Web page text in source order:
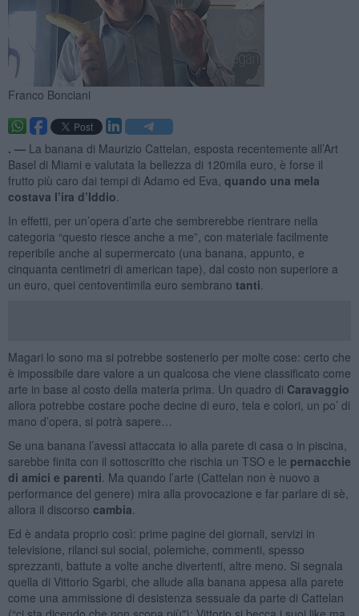
Franco Bonciani
. — La banana di Maurizio Cattelan, esposta recentemente all’Art
Basel di Miami e valutata la bellezza di 120mila euro, è forse il
frutto più caro dai tempi di Adamo ed Eva, quando una mela
costava l’ira d’Iddio
In effetti, per un’opera d’arte che sembrerebbe rientrare nella
categoria “questo riesce anche a me”, con materiale facilmente
reperibile anche al supermercato (una banana, appunto, e
cinquanta centimetri di american tape), dal costo non superiore a
un euro, quei centoventimila euro sembrano tanti
Magari lo sono ma si potrebbe sostenerlo per molte cose: certo che
è impossibile dare valore a un qualcosa che viene classificato come
arte in base al costo della materia prima. Un quadro di Caravaggio
allora potrebbe costare poche decine di euro, tela e colori, un po’ di
mano d’opera, si potrà sapere…
Se una banana l’avessi attaccata io alla parete di casa o in piscina,
sarebbe finita con il sottoscritto che rischia un TSO e le pernacchie
di amici e parenti . Ma quando l’arte (Cattelan non è nuovo a
performance del genere) mira alla provocazione e far parlare di sè,
allora il discorso cambia
Ed è andata proprio così: prime pagine dei giornali, servizi in
televisione, rilanci sui social, polemiche, commenti, spesso
sprezzanti, battute a volte anche divertenti, altre meno. Si segnala
quella di Vittorio Sgarbi, che allude alla banana appesa alla parete
come una ammissione di desistenza sessuale da parte di Cattelan